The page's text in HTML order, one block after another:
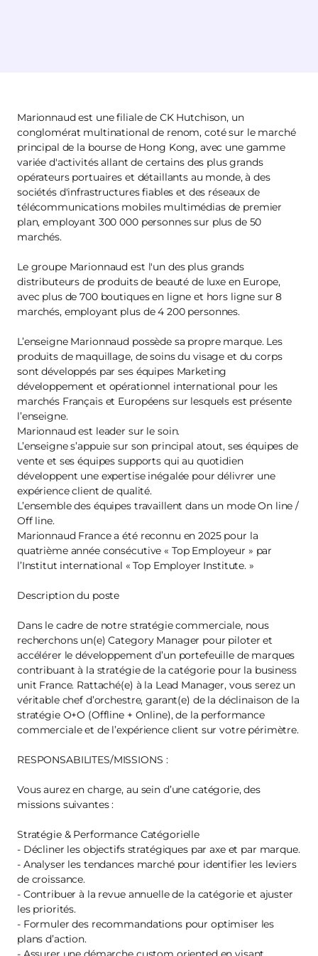
Marionnaud est une filiale de CK Hutchison, un
conglomérat multinational de renom, coté sur le marché
principal de la bourse de Hong Kong, avec une gamme
variée d'activités allant de certains des plus grands
opérateurs portuaires et détaillants au monde, à des
sociétés d'infrastructures fiables et des réseaux de
télécommunications mobiles multimédias de premier
plan, employant 300 000 personnes sur plus de 50
marchés.
Le groupe Marionnaud est l'un des plus grands
distributeurs de produits de beauté de luxe en Europe,
avec plus de 700 boutiques en ligne et hors ligne sur 8
marchés, employant plus de 4 200 personnes.
L’enseigne Marionnaud possède sa propre marque. Les
produits de maquillage, de soins du visage et du corps
sont développés par ses équipes Marketing
développement et opérationnel international pour les
marchés Français et Européens sur lesquels est présente
l’enseigne.
Marionnaud est leader sur le soin.
L’enseigne s’appuie sur son principal atout, ses équipes de
vente et ses équipes supports qui au quotidien
développent une expertise inégalée pour délivrer une
expérience client de qualité.
L’ensemble des équipes travaillent dans un mode On line /
Off line.
Marionnaud France a été reconnu en 2025 pour la
quatrième année consécutive « Top Employeur » par
l’Institut international « Top Employer Institute. »
Description du poste
Dans le cadre de notre stratégie commerciale, nous
recherchons un(e) Category Manager pour piloter et
accélérer le développement d’un portefeuille de marques
contribuant à la stratégie de la catégorie pour la business
unit France. Rattaché(e) à la Lead Manager, vous serez un
véritable chef d’orchestre, garant(e) de la déclinaison de la
stratégie O+O (Offline + Online), de la performance
commerciale et de l’expérience client sur votre périmètre.
RESPONSABILITES/MISSIONS :
Vous aurez en charge, au sein d’une catégorie, des
missions suivantes :
Stratégie & Performance Catégorielle
- Décliner les objectifs stratégiques par axe et par marque.
- Analyser les tendances marché pour identifier les leviers
de croissance.
- Contribuer à la revue annuelle de la catégorie et ajuster
les priorités.
- Formuler des recommandations pour optimiser les
plans d’action.